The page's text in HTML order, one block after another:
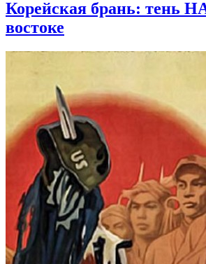
Корейская брань: тень
востоке